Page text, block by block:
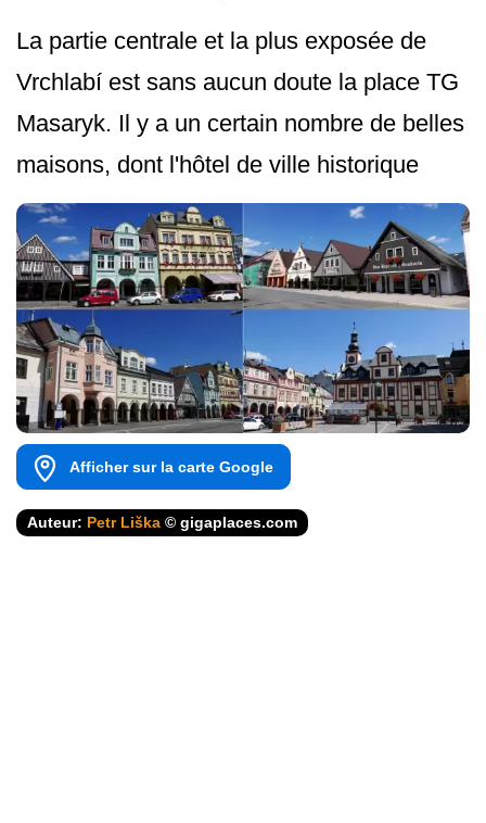
La partie centrale et la plus exposée de
Vrchlabí est sans aucun doute la place TG
Masaryk. Il y a un certain nombre de belles
maisons, dont l'hôtel de ville historique
Afficher sur la carte Google
Auteur: Petr Liška © gigaplaces.com